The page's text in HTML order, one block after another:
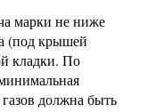
марки не ниже
(под крышей
кладки. По
должна быть